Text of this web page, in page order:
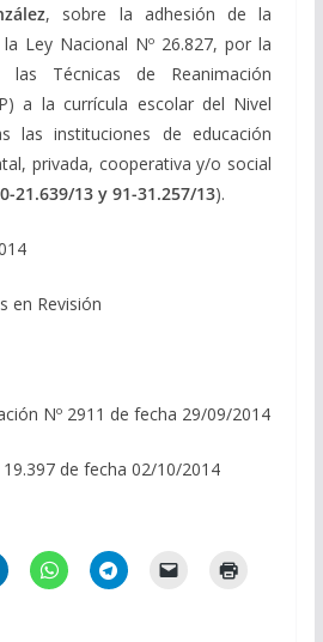
, sobre la adhesión de la
Ley Nacional Nº 26.827, por la
Técnicas de Reanimación
a la currícula escolar del Nivel
las instituciones de educación
privada, cooperativa y/o social
21.639/13 y 91-31.257/13).
en Revisión
Nº 2911 de fecha 29/09/2014
19.397 de fecha 02/10/2014